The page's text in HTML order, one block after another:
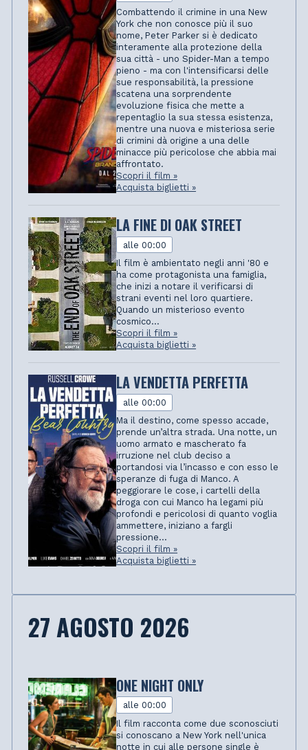
Combattendo il crimine in una New
York che non conosce più il suo
nome, Peter Parker si è dedicato
interamente alla protezione della
sua città - uno Spider-Man a tempo
pieno - ma con l'intensificarsi delle
sue responsabilità, la pressione
scatena una sorprendente
evoluzione fisica che mette a
repentaglio la sua stessa esistenza,
mentre una nuova e misteriosa serie
di crimini dà origine a una delle
minacce più pericolose che abbia mai
affrontato.
Scopri il film »
Acquista biglietti »
LA FINE DI OAK STREET
alle 00:00
Il film è ambientato negli anni '80 e
ha come protagonista una famiglia,
che inizi a notare il verificarsi di
strani eventi nel loro quartiere.
Quando un misterioso evento
cosmico...
Scopri il film »
Acquista biglietti »
LA VENDETTA PERFETTA
alle 00:00
Ma il destino, come spesso accade,
prende un’altra strada. Una notte, un
uomo armato e mascherato fa
irruzione nel club deciso a
portandosi via l’incasso e con esso le
speranze di fuga di Manco. A
peggiorare le cose, i cartelli della
droga con cui Manco ha legami più
profondi e pericolosi di quanto voglia
ammettere, iniziano a fargli
pressione...
Scopri il film »
Acquista biglietti »
27 AGOSTO 2026
ONE NIGHT ONLY
alle 00:00
Il film racconta come due sconosciuti
si conoscano a New York nell'unica
notte in cui alle persone single è